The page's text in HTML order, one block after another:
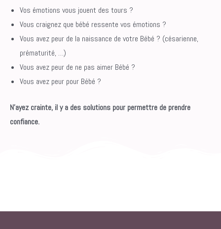
Vos émotions vous jouent des tours ?
Vous craignez que bébé ressente vos émotions ?
Vous avez peur de la naissance de votre Bébé ? (césarienne,
prématurité, …)
Vous avez peur de ne pas aimer Bébé ?
Vous avez peur pour Bébé ?
N’ayez crainte, il y a des solutions pour permettre de prendre
confiance.